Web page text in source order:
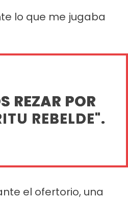
lo que me jugaba
REZAR POR
REBELDE".
el ofertorio, una